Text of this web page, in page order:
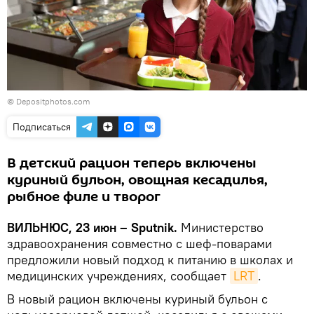
© Depositphotos.com
Подписаться
В детский рацион теперь включены
куриный бульон, овощная кесадилья,
рыбное филе и творог
ВИЛЬНЮС, 23 июн – Sputnik. Министерство
здравоохранения совместно с шеф-поварами
предложили новый подход к питанию в школах и
медицинских учреждениях, сообщает LRT .
В новый рацион включены куриный бульон с